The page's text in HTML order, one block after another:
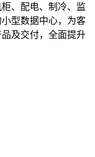
、配电、制冷、监
型数据中心，为客
及交付，全面提升